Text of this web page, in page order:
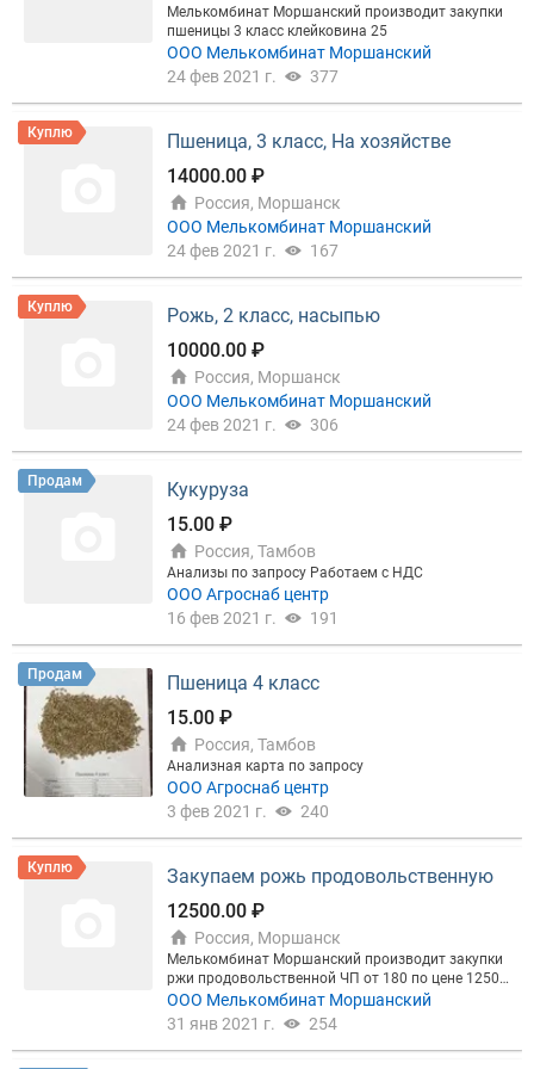
Мелькомбинат Моршанский производит закупки
пшеницы 3 класс клейковина 25
ООО Мелькомбинат Моршанский
24 фев 2021 г.
377
Куплю
Пшеница, 3 класс, На хозяйстве
14000.00 ₽
Россия, Моршанск
ООО Мелькомбинат Моршанский
24 фев 2021 г.
167
Куплю
Рожь, 2 класс, насыпью
10000.00 ₽
Россия, Моршанск
ООО Мелькомбинат Моршанский
24 фев 2021 г.
306
Продам
Кукуруза
15.00 ₽
Россия, Тамбов
Анализы по запросу Работаем с НДС
ООО Агроснаб центр
16 фев 2021 г.
191
Продам
Пшеница 4 класс
15.00 ₽
Россия, Тамбов
Анализная карта по запросу
ООО Агроснаб центр
3 фев 2021 г.
240
Куплю
Закупаем рожь продовольственную
12500.00 ₽
Россия, Моршанск
Мелькомбинат Моршанский производит закупки
ржи продовольственной ЧП от 180 по цене 12500
рублей за тонну с НДС
ООО Мелькомбинат Моршанский
31 янв 2021 г.
254